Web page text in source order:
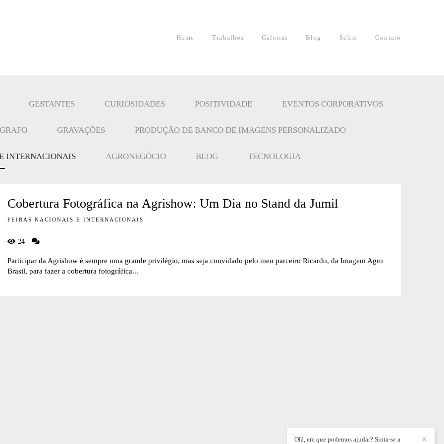
Home Trabalhos Galerias Blog Sobre Contato
GESTANTES CURIOSIDADES POSITIVIDADE EVENTOS CORPORATIVOS
GRAVAÇÕES PRODUÇÃO DE BANCO DE IMAGENS PERSONALIZADO
INTERNACIONAIS AGRONEGÓCIO BLOG TECNOLOGIA
Cobertura Fotográfica na Agrishow: Um Dia no Stand da Jumil
FEIRAS NACIONAIS E INTERNACIONAIS
24
Participar da Agrishow é sempre uma grande privilégio, mas seja convidado pelo meu parceiro Ricardo, da Imagem Agro
Brasil, para fazer a cobertura fotográfica...
✕
Olá, em que podemos ajudar? Sinta-se a